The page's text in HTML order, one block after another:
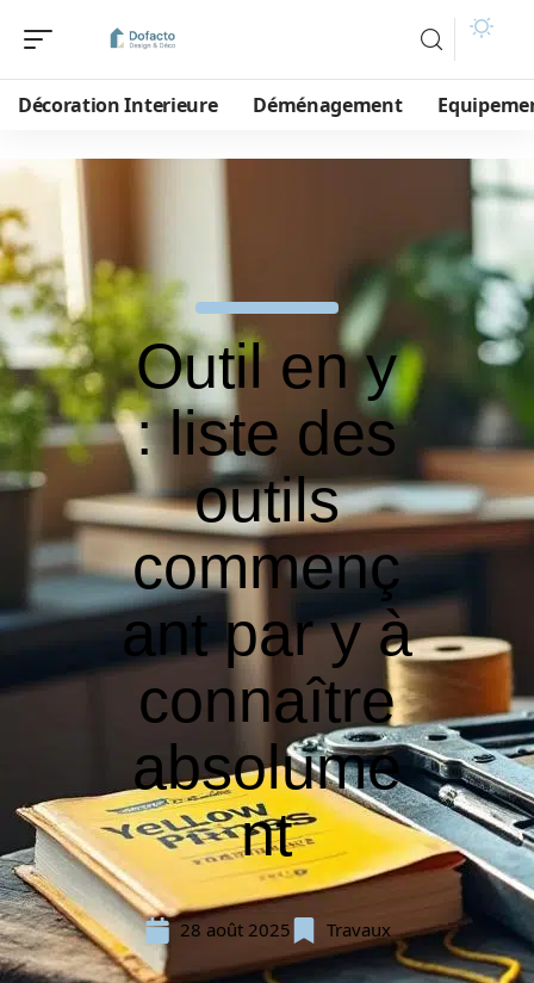
Décoration Interieure Déménagement
Outil en y
: liste des
outils
commenç
ant par y à
connaître
absolume
nt
28 août 2025 Travaux